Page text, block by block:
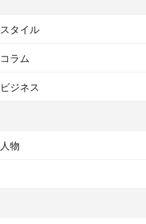
スタイル
コラム
ビジネス
人物